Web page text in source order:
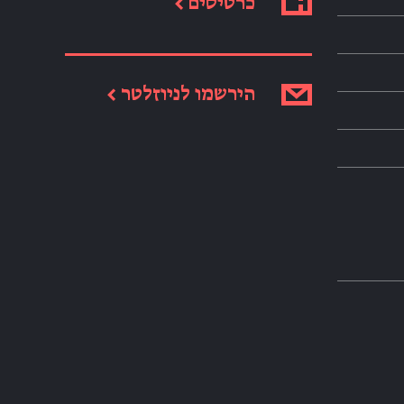
הירשמו לניוזלטר ←